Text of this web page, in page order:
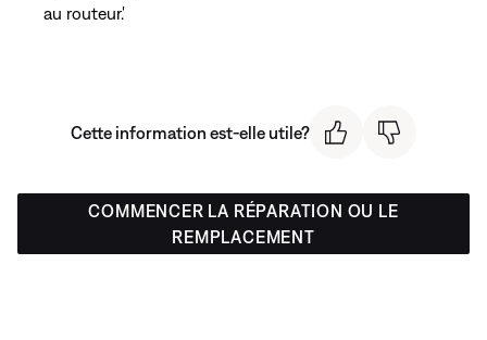
au routeur.'
Cette information est-elle utile?
COMMENCER LA RÉPARATION OU LE
REMPLACEMENT